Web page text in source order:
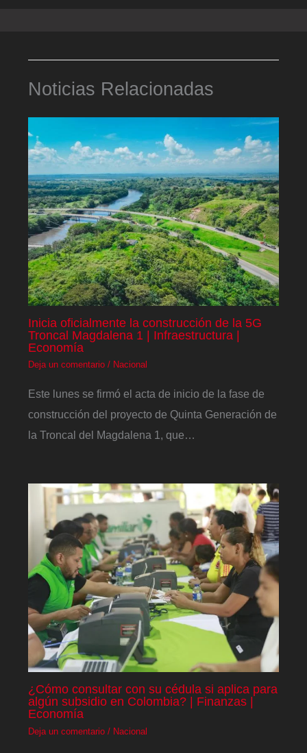
Noticias Relacionadas
Inicia oficialmente la construcción de la 5G
Troncal Magdalena 1 | Infraestructura |
Economía
Deja un comentario / Nacional
Este lunes se firmó el acta de inicio de la fase de
construcción del proyecto de Quinta Generación de
la Troncal del Magdalena 1, que…
¿Cómo consultar con su cédula si aplica para
algún subsidio en Colombia? | Finanzas |
Economía
Deja un comentario / Nacional